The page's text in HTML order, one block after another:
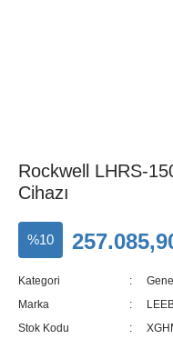
Rockwell LHRS-
Cihazı
%10
Kategori
Marka
Stok Kodu